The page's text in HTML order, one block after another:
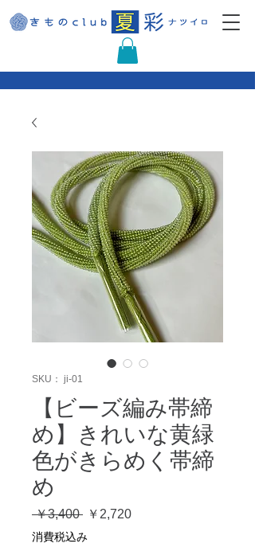
SKU： ji-01
【ビーズ編み帯締
め】きれいな黄緑
色がきらめく帯締
め
￥3,400 通
常
￥2,720セ
消費税込み